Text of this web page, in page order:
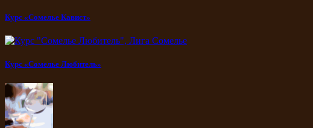
Курс «Сомелье Кавист»
Курс «Сомелье Любитель»